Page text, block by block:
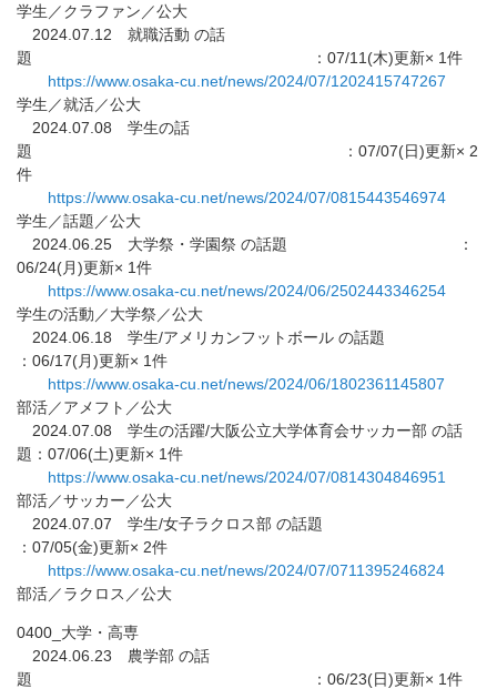
学生／クラファン／公大
2024.07.12 就職活動 の話
題 ：07/11(木)更新× 1件
https://www.osaka-cu.net/news/2024/07/1202415747267
学生／就活／公大
2024.07.08 学生の話
題 ：07/07(日)更新× 2
件
https://www.osaka-cu.net/news/2024/07/0815443546974
学生／話題／公大
2024.06.25 大学祭・学園祭 の話題 ：
06/24(月)更新× 1件
https://www.osaka-cu.net/news/2024/06/2502443346254
学生の活動／大学祭／公大
2024.06.18 学生/アメリカンフットボール の話題
：06/17(月)更新× 1件
https://www.osaka-cu.net/news/2024/06/1802361145807
部活／アメフト／公大
2024.07.08 学生の活躍/大阪公立大学体育会サッカー部 の話
題：07/06(土)更新× 1件
https://www.osaka-cu.net/news/2024/07/0814304846951
部活／サッカー／公大
2024.07.07 学生/女子ラクロス部 の話題
：07/05(金)更新× 2件
https://www.osaka-cu.net/news/2024/07/0711395246824
部活／ラクロス／公大
0400_大学・高専
2024.06.23 農学部 の話
題 ：06/23(日)更新× 1件